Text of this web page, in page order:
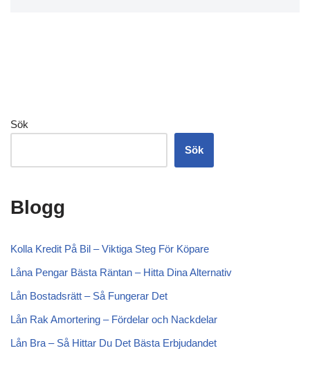
Sök
Sök
Blogg
Kolla Kredit På Bil – Viktiga Steg För Köpare
Låna Pengar Bästa Räntan – Hitta Dina Alternativ
Lån Bostadsrätt – Så Fungerar Det
Lån Rak Amortering – Fördelar och Nackdelar
Lån Bra – Så Hittar Du Det Bästa Erbjudandet